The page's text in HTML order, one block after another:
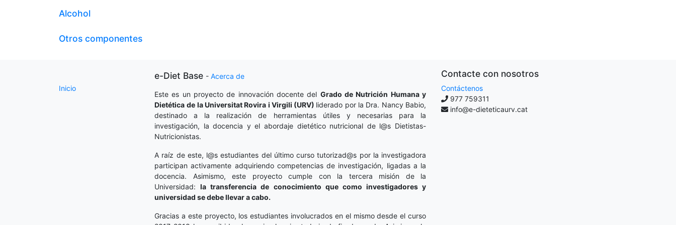
Alcohol
Otros componentes
Inicio
e-Diet Base - Acerca de
Este es un proyecto de innovación docente del Grado de Nutrición Humana y
Dietética de la Universitat Rovira i Virgili (URV) liderado por la Dra. Nancy Babio,
destinado a la realización de herramientas útiles y necesarias para la
investigación, la docencia y el abordaje dietético nutricional de l@s Dietistas-
Nutricionistas.
A raíz de este, l@s estudiantes del último curso tutorizad@s por la investigadora
participan activamente adquiriendo competencias de investigación, ligadas a la
docencia. Asimismo, este proyecto cumple con la tercera misión de la
Universidad:la transferencia de conocimiento que como investigadores y
universidad se debe llevar a cabo.
Gracias a este proyecto, los estudiantes involucrados en el mismo desde el curso
Contacte con nosotros
Contáctenos
977 759311
info@e-dieteticaurv.cat